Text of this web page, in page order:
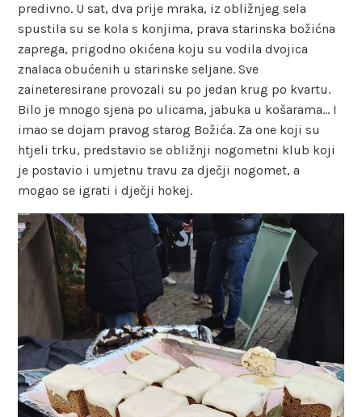
predivno. U sat, dva prije mraka, iz obližnjeg sela
spustila su se kola s konjima, prava starinska božićna
zaprega, prigodno okićena koju su vodila dvojica
znalaca obućenih u starinske seljane. Sve
zaineteresirane provozali su po jedan krug po kvartu.
Bilo je mnogo sjena po ulicama, jabuka u košarama… I
imao se dojam pravog starog Božića. Za one koji su
htjeli trku, predstavio se obližnji nogometni klub koji
je postavio i umjetnu travu za dječji nogomet, a
mogao se igrati i dječji hokej.